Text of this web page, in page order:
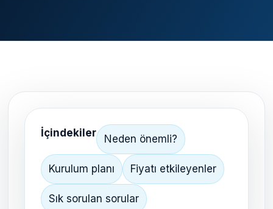
İçindekiler Neden önemli?
Kurulum planı Fiyatı etkileyenler
Sık sorulan sorular